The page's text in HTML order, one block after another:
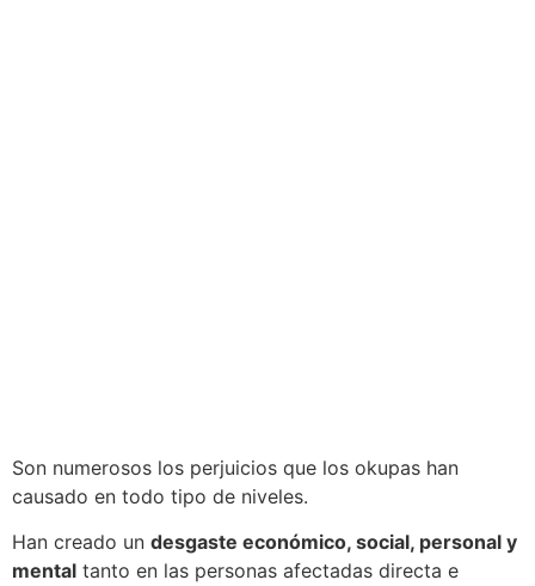
Son numerosos los perjuicios que los okupas han
causado en todo tipo de niveles.
Han creado un desgaste económico, social, personal y
mental tanto en las personas afectadas directa e